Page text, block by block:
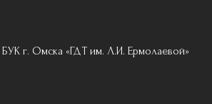
БУК г. Омска «ГДТ им. Л.И. Ермолаевой»